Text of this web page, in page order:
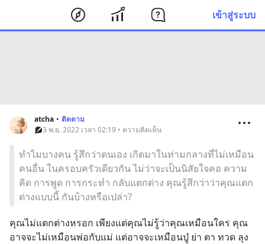
เข้าสู่ระบบ
atcha • ติดตาม
3 พ.ย. 2022 เวลา 02:19 • ความคิดเห็น
ทำไมบางคน รู้สึกว่าตนเอง เกิดมาในท่ามกลางที่ไม่เหมือน
คนอื่น ในครอบครัวเดียวกัน ไม่ว่าจะเป็นนิสัยใจคอ ความ
คิด การพูด การกระทำ กลับแตกต่าง คุณรู้สึกว่าว่าคุณแตก
ต่างแบบนี้ กันบ้างหรือเปล่า?
คุณไม่แตกต่างหรอก เพียงแต่คุณไม่รู้ว่าคุณเหมือนใคร คุณ
อาจจะไม่เหมือนพ่อกับแม่ แต่อาจจะเหมือนปู่ ย่า ตา ทวด ลุง